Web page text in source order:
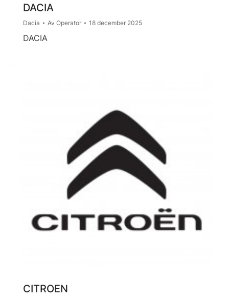
DACIA
Dacia Av Operator 18 december 2025
DACIA
CITROEN